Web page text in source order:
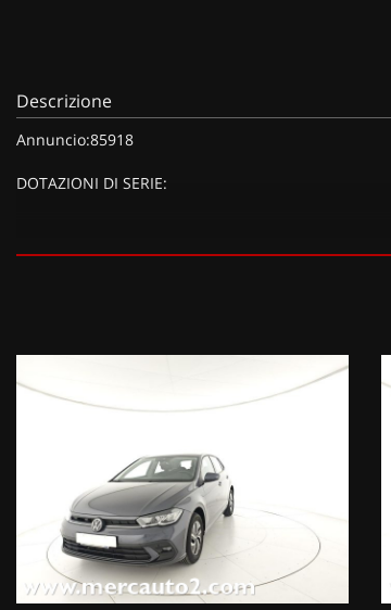
Descrizione
Annuncio:85918
DOTAZIONI DI SERIE:
Fari fendinebbia con funzione cornering, Park